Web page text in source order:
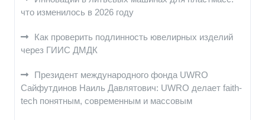
что изменилось в 2026 году
Как проверить подлинность ювелирных изделий
через ГИИС ДМДК
Президент международного фонда UWRO
Сайфутдинов Наиль Давлятович: UWRO делает faith-
tech понятным, современным и массовым